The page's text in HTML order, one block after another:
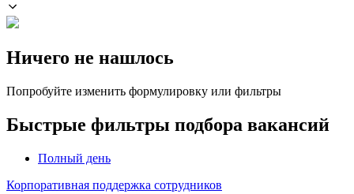
Ничего не нашлось
Попробуйте изменить формулировку или фильтры
Быстрые фильтры подбора вакансий
Полный день
Корпоративная поддержка сотрудников